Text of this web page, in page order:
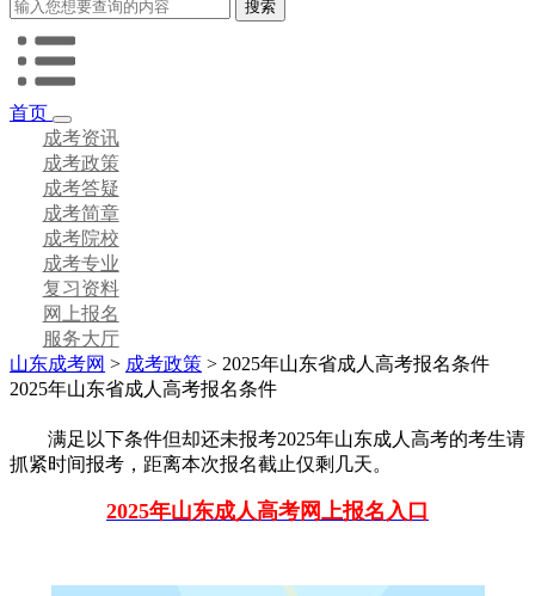
首页
成考资讯
成考政策
成考答疑
成考简章
成考院校
成考专业
复习资料
网上报名
服务大厅
山东成考网 > 成考政策 > 2025年山东省成人高考报名条件
2025年山东省成人高考报名条件
满足以下条件但却还未报考2025年山东成人高考的考生请
抓紧时间报考，距离本次报名截止仅剩几天。
2025年山东成人高考网上报名入口